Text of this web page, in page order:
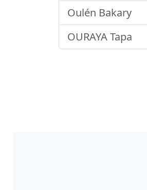
Oulén Bakary
OURAYA Tapa